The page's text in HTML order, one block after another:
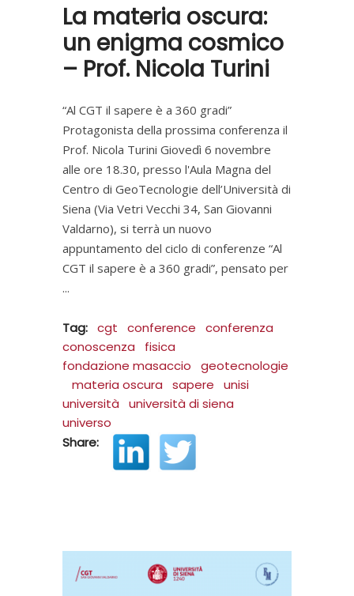
La materia oscura:
un enigma cosmico
– Prof. Nicola Turini
“Al CGT il sapere è a 360 gradi”
Protagonista della prossima conferenza il
Prof. Nicola Turini Giovedì 6 novembre
alle ore 18.30, presso l'Aula Magna del
Centro di GeoTecnologie dell’Università di
Siena (Via Vetri Vecchi 34, San Giovanni
Valdarno), si terrà un nuovo
appuntamento del ciclo di conferenze “Al
CGT il sapere è a 360 gradi”, pensato per
Tag: cgt conference
conferenza
conoscenza
fisica
fondazione masaccio
geotecnologie
materia oscura
sapere
unisi
università
università di siena
universo
Share: